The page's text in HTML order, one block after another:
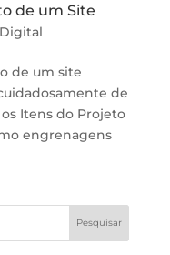
de um Site
de um site
de
Itens do Projeto
engrenagens